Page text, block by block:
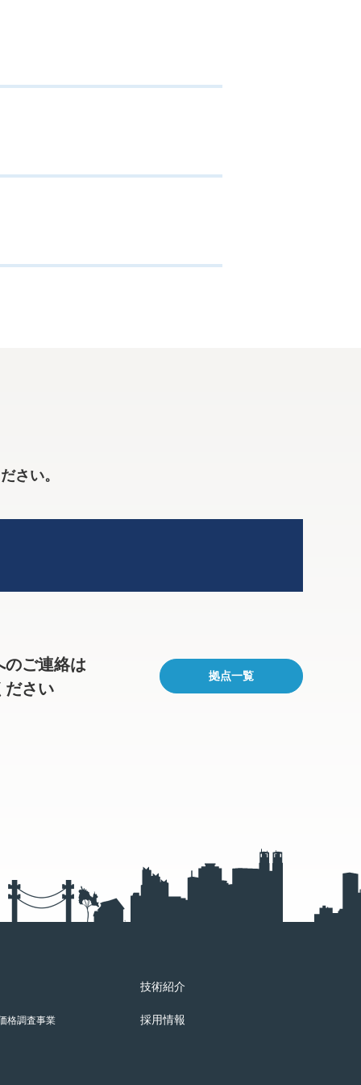
さい。
のご連絡は
ださい
拠点一覧
格調査事業
技術紹介
採用情報